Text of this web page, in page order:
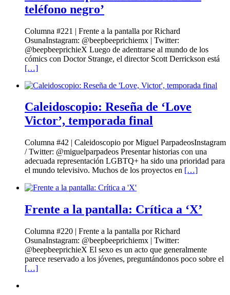
teléfono negro’
Columna #221 | Frente a la pantalla por Richard
OsunaInstagram: @beepbeeprichiemx | Twitter:
@beepbeeprichieX Luego de adentrarse al mundo de los
cómics con Doctor Strange, el director Scott Derrickson está
[…]
Caleidoscopio: Reseña de ‘Love
Victor’, temporada final
Columna #42 | Caleidoscopio por Miguel ParpadeosInstagram
/ Twitter: @miguelparpadeos Presentar historias con una
adecuada representación LGBTQ+ ha sido una prioridad para
el mundo televisivo. Muchos de los proyectos en […]
Frente a la pantalla: Crítica a ‘X’
Columna #220 | Frente a la pantalla por Richard
OsunaInstagram: @beepbeeprichiemx | Twitter:
@beepbeeprichieX El sexo es un acto que generalmente
parece reservado a los jóvenes, preguntándonos poco sobre el
[…]